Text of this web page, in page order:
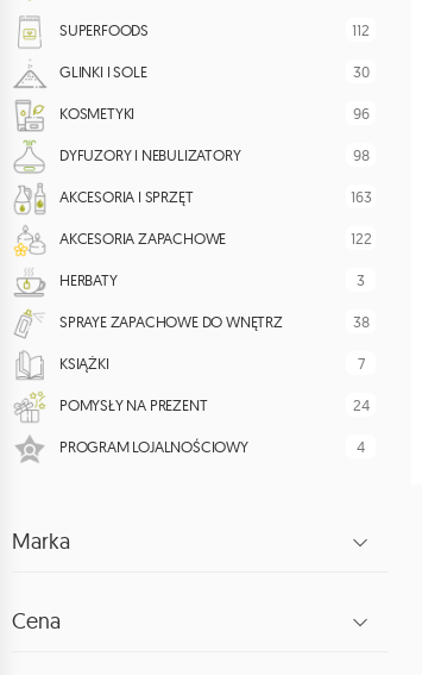
SUPERFOODS 112
GLINKI I SOLE 30
KOSMETYKI 96
DYFUZORY I NEBULIZATORY 98
AKCESORIA I SPRZĘT 163
AKCESORIA ZAPACHOWE 122
HERBATY 3
SPRAYE ZAPACHOWE DO WNĘTRZ 38
KSIĄŻKI 7
POMYSŁY NA PREZENT 24
PROGRAM LOJALNOŚCIOWY 4
Marka
Cena